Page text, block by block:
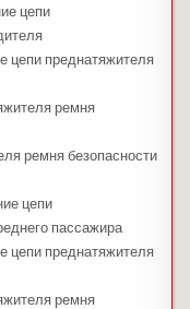
цепи
цепи преднатяжителя
ремня
ремня безопасности
цепи
пассажира
цепи преднатяжителя
ремня